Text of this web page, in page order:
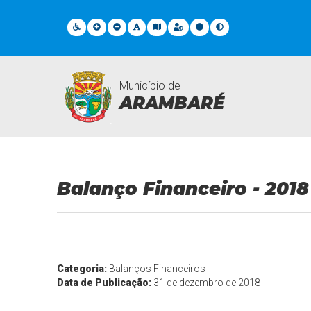
Município de
ARAMBARÉ
Legislações
Balanço Financeiro - 2018
Categoria: Balanços Financeiros
Data de Publicação: 31 de dezembro de 2018